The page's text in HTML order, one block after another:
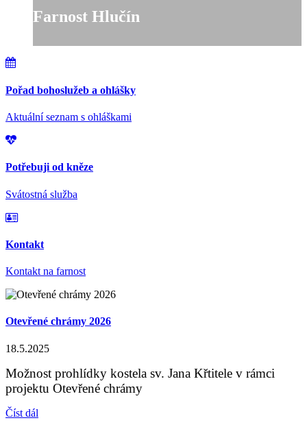
Farnost Hlučín
Pořad bohoslužeb a ohlášky
Aktuální seznam s ohláškami
Potřebuji od kněze
Svátostná služba
Kontakt
Kontakt na farnost
Otevřené chrámy 2026
18.5.2025
Možnost prohlídky kostela sv. Jana Křtitele v rámci
projektu Otevřené chrámy
Číst dál